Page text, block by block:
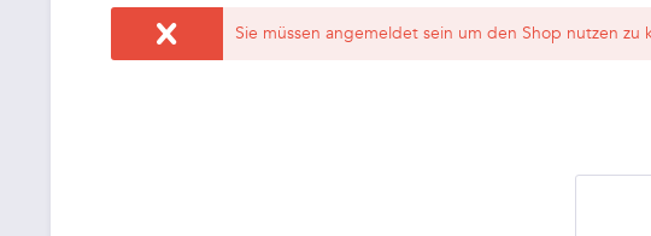
Sie müssen angemeldet sein um den Shop nutzen zu